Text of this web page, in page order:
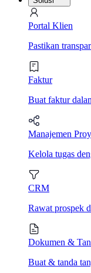
Portal Klien
Pastikan
Faktur
Buat faktur
Manajemen
Kelola tugas
CRM
Rawat prospek
Dokumen &
Buat & tanda